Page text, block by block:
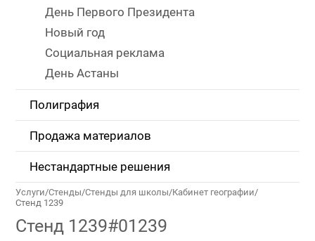
День Первого Президента
Новый год
Социальная реклама
День Астаны
Полиграфия
Продажа материалов
Нестандартные решения
Услуги/Стенды/Стенды для школы/Кабинет географии/
Стенд 1239
Стенд 1239#01239